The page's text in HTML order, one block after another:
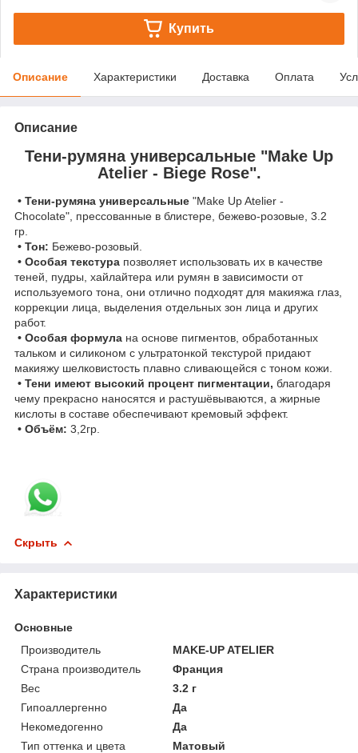
Купить
Описание Характеристики Доставка Оплата
Описание
Тени-румяна универсальные "Make Up
Atelier - Biege Rose".
• Тени-румяна универсальные "Make Up Atelier -
Chocolate", прессованные в блистере, бежево-розовые, 3.2
гр.
• Тон: Бежево-розовый.
• Особая текстура позволяет использовать их в качестве
теней, пудры, хайлайтера или румян в зависимости от
используемого тона, они отлично подходят для макияжа глаз,
коррекции лица, выделения отдельных зон лица и других
работ.
• Особая формула на основе пигментов, обработанных
тальком и силиконом с ультратонкой текстурой придают
макияжу шелковистость плавно сливающейся с тоном кожи.
• Тени имеют высокий процент пигментации, благодаря
чему прекрасно наносятся и растушёвываются, а жирные
кислоты в составе обеспечивают кремовый эффект.
• Объём: 3,2гр.
Скрыть
Характеристики
Основные
Производитель
MAKE-UP ATELIER
Страна производитель
Франция
Вес
3.2 г
Гипоаллергенно
Да
Некомедогенно
Да
Тип оттенка и цвета
Матовый